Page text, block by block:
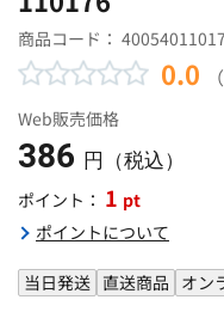
商品コード：
0.0
Web販売価格
386 円（税込）
ポイント： 1 pt
ポイントについて
当日発送 直送商品 オン